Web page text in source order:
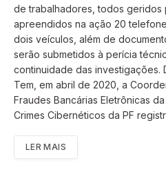
de trabalhadores, todos geridos
apreendidos na ação 20
dois veículos, além de
serão submetidos à perícia
continuidade das investigações.
Tem, em abril de 2020, a
Fraudes Bancárias Eletrônicas
Crimes Cibernéticos da PF
LER MAIS